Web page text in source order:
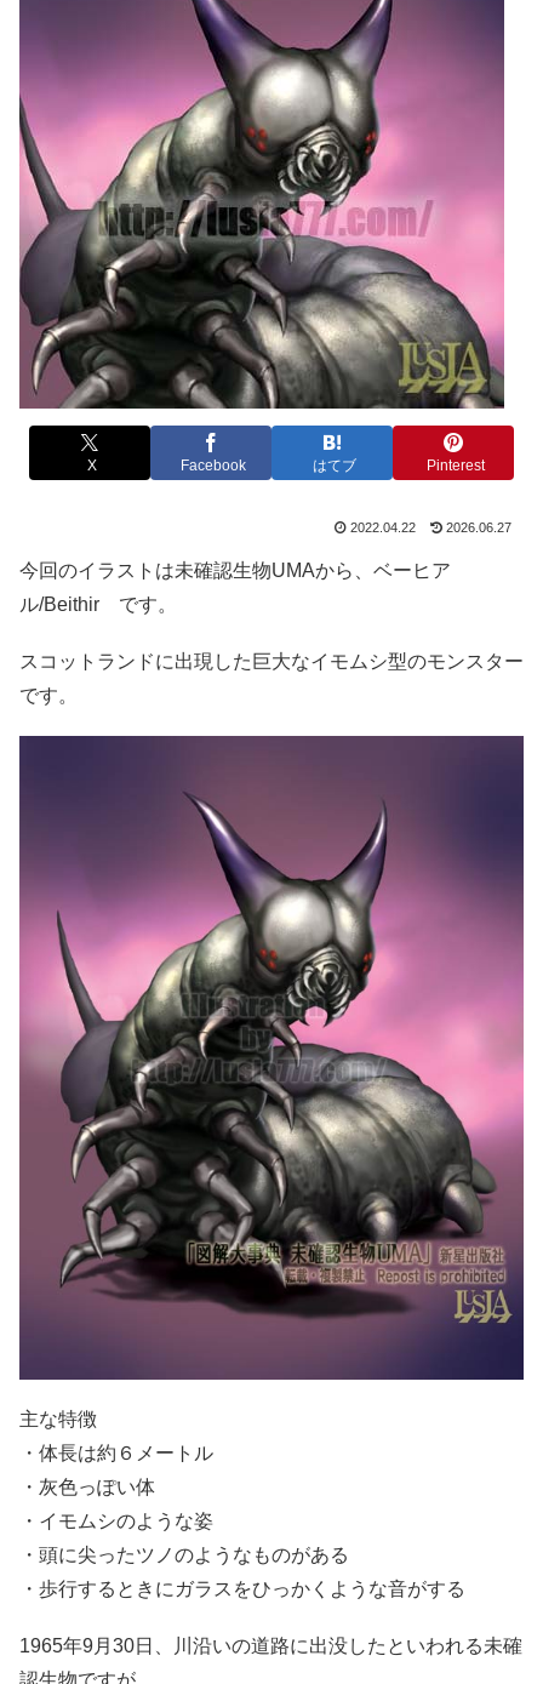
X Facebook はてブ Pinterest
2022.04.22 2026.06.27
今回のイラストは未確認生物UMAから、ベーヒア
ル/Beithir です。
スコットランドに出現した巨大なイモムシ型のモンスター
です。
主な特徴
・体長は約６メートル
・灰色っぽい体
・イモムシのような姿
・頭に尖ったツノのようなものがある
・歩行するときにガラスをひっかくような音がする
1965年9月30日、川沿いの道路に出没したといわれる未確
認生物ですが、